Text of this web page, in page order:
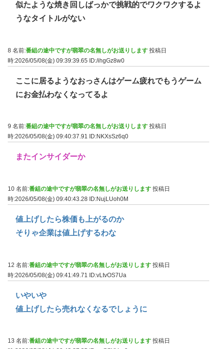
似たような焼き回しばっかで挑戦的でワクワクするよ
うなタイトルがない
8 名前:番組の途中ですが翡翠の名無しがお送りします 投稿日
時:2026/05/08(金) 09:39:39.65 ID:/ihgGz8w0
ここに居るようなおっさんはゲーム疲れでもうゲーム
にお金払わなくなってるよ
9 名前:番組の途中ですが翡翠の名無しがお送りします 投稿日
時:2026/05/08(金) 09:40:37.91
ID:NKXsSz6q0
またインサイダーか
10 名前:番組の途中ですが翡翠の名無しがお送りします 投稿日
時:2026/05/08(金) 09:40:43.28 ID:NujLUoh0M
値上げしたら株価も上がるのか
そりゃ企業は値上げするわな
12 名前:番組の途中ですが翡翠の名無しがお送りします 投稿日
時:2026/05/08(金) 09:41:49.71 ID:vLtvOS7Ua
いやいや
値上げしたら売れなくなるでしょうに
13 名前:番組の途中ですが翡翠の名無しがお送りします 投稿日